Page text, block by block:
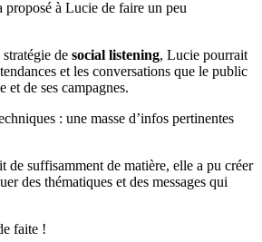
à Lucie de faire un peu
de social listening, Lucie pourrait
et les conversations que le public
et de ses campagnes.
: une masse d’infos pertinentes
de suffisamment de matière, elle a pu créer
des thématiques et des messages qui
faite !